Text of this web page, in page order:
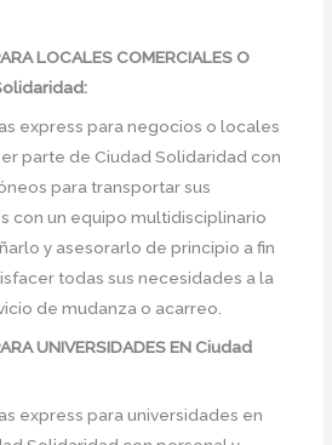
LOCALES COMERCIALES O
express para negocios o locales
parte de Ciudad Solidaridad con
para transportar sus
con un equipo multidisciplinario
y asesorarlo de principio a fin
todas sus necesidades a la
de mudanza o acarreo.
UNIVERSIDADES EN Ciudad
express para universidades en